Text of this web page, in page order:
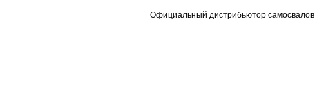
Официальный дистрибьютор самосвалов